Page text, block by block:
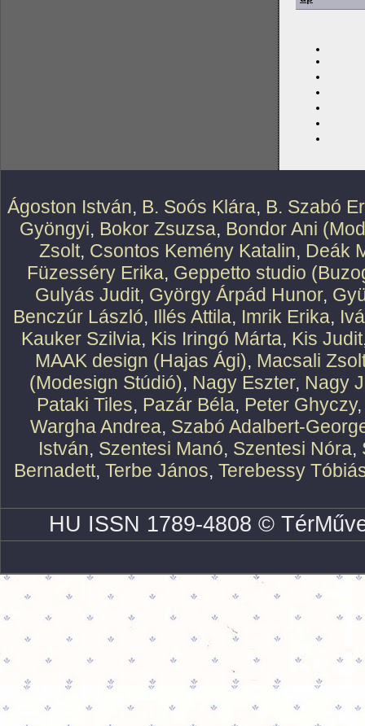
Ágoston István, B. Soós Klára, B. Szabó
Gyöngyi, Bokor Zsuzsa, Bondor Ani
Zsolt, Csontos Kemény Katalin, Deák
Füzesséry Erika, Geppetto studio
Gulyás Judit, György Árpád Hunor,
Benczúr László, Illés Attila, Imrik Erika,
Kauker Szilvia, Kis Iringó Márta, Kis Judit
MAAK design (Hajas Ági), Macsali
(Modesign Stúdió), Nagy Eszter, Nagy
Pataki Tiles, Pazár Béla, Peter Ghyczy
Wargha Andrea, Szabó Adalbert-
István, Szentesi Manó, Szentesi Nóra,
Bernadett, Terbe János, Terebessy
HU ISSN 1789-4808 ©